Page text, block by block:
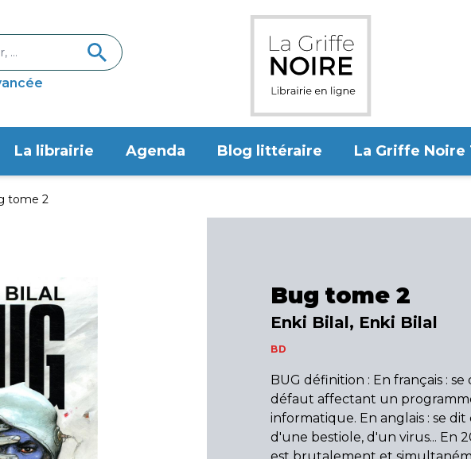
La librairie Agenda Blog littéraire La Griffe Noire
tome 2
Bug tome 2
Enki Bilal, Enki Bilal
BD
BUG définition : En français :
défaut affectant un
informatique. En anglais : se
d'une bestiole, d'un virus... En